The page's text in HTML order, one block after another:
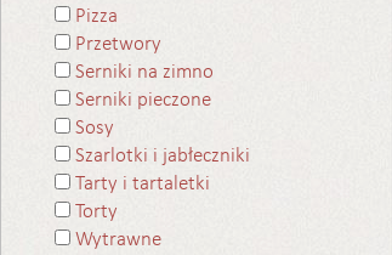
Pizza
Przetwory
Serniki na zimno
Serniki pieczone
Sosy
Szarlotki i jabłeczniki
Tarty i tartaletki
Torty
Wytrawne